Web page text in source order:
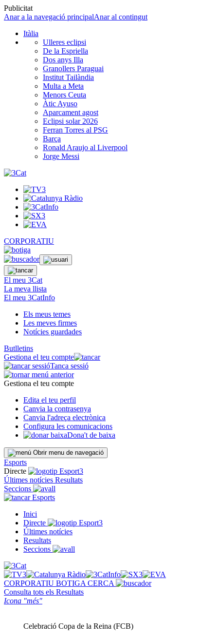
Publicitat
Anar a la navegació principalAnar al contingut
Itàlia
Ulleres eclipsi
De la Espriella
Dos anys Illa
Granollers Paraguai
Institut Tailàndia
Multa a Meta
Menors Ceuta
Àtic Ayuso
Aparcament agost
Eclipsi solar 2026
Ferran Torres al PSG
Barça
Ronald Araujo al Liverpool
Jorge Messi
CORPORATIU
El meu 3Cat
La meva llista
El meu 3CatInfo
Els meus temes
Les meves firmes
Notícies guardades
Butlletins
Gestiona el teu compte
Tanca sessió
Gestiona el teu compte
Edita el teu perfil
Canvia la contrasenya
Canvia l'adreça electrònica
Configura les comunicacions
Dona't de baixa
Obrir menu de navegació
Esports
Directe
Últimes notícies Resultats
Seccions
Esports
Inici
Directe
Últimes notícies
Resultats
Seccions
CORPORATIU BOTIGA CERCA
Consulta tots els Resultats
Icona "més"
Celebració Copa de la Reina (FCB)